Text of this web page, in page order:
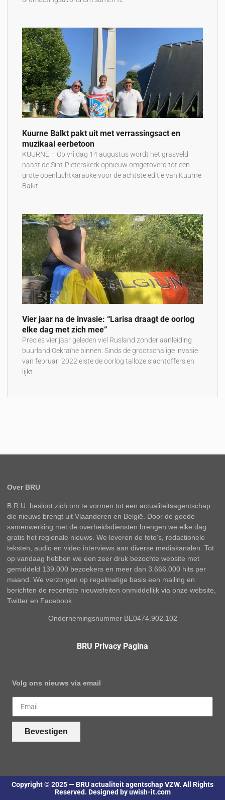
Kuurne Balkt pakt uit met verrassingsact en
muzikaal eerbetoon
KUURNE – Op vrijdag 14 augustus wordt het grasveld
naast de Sint-Pieterskerk opnieuw omgetoverd tot een
grote openluchtkaraoke voor de achtste editie van Kuurne
Balkt.
Vier jaar na de invasie: “Larisa draagt de oorlog
elke dag met zich mee”
Precies vier jaar geleden viel Rusland zonder aanleiding
buurland Oekraïne binnen. Sinds de grootschalige invasie
van februari 2022 eiste de oorlog talloze slachtoffers en
lijkt
Over BRU
B.R.U. besloot zich om te vormen tot een actualiteitsagentschap
die nieuws brengt uit Vlaanderen en België. Door de goede
samenwerking met de overheidsdiensten brengen we elke dag
gratis het regionale nieuws. We leveren de foto’s, redactionele
teksten, audio en video interviews aan diverse mediakanalen. Tot
op vandaag hebben we een zeer druk bezochte website met
gemiddeld 139.000 bezoekers en meer dan 3.666.000 hits per
maand. We verzorgen op regelmatige basis een mailing en
berichten de recentste nieuwsfeiten onmiddellijk via onze website,
Twitter en Facebook
Ondernemingsnummer BE0474.902.102
BRU Privacy Pagina
Volg ons nieuws via email
Bevestigen
Copyright © 2025 — BRU actualiteit agentschap VZW. All Rights
Reserved. Designed by uwish-it.com